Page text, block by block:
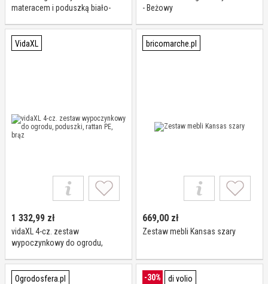
materacem i poduszką biało-
- Beżowy
VidaXL
1 332,99 zł
vidaXL 4-cz. zestaw
wypoczynkowy do ogrodu,
bricomarche.pl
669,00 zł
Zestaw mebli Kansas szary
Ogrodosfera.pl -30% di volio